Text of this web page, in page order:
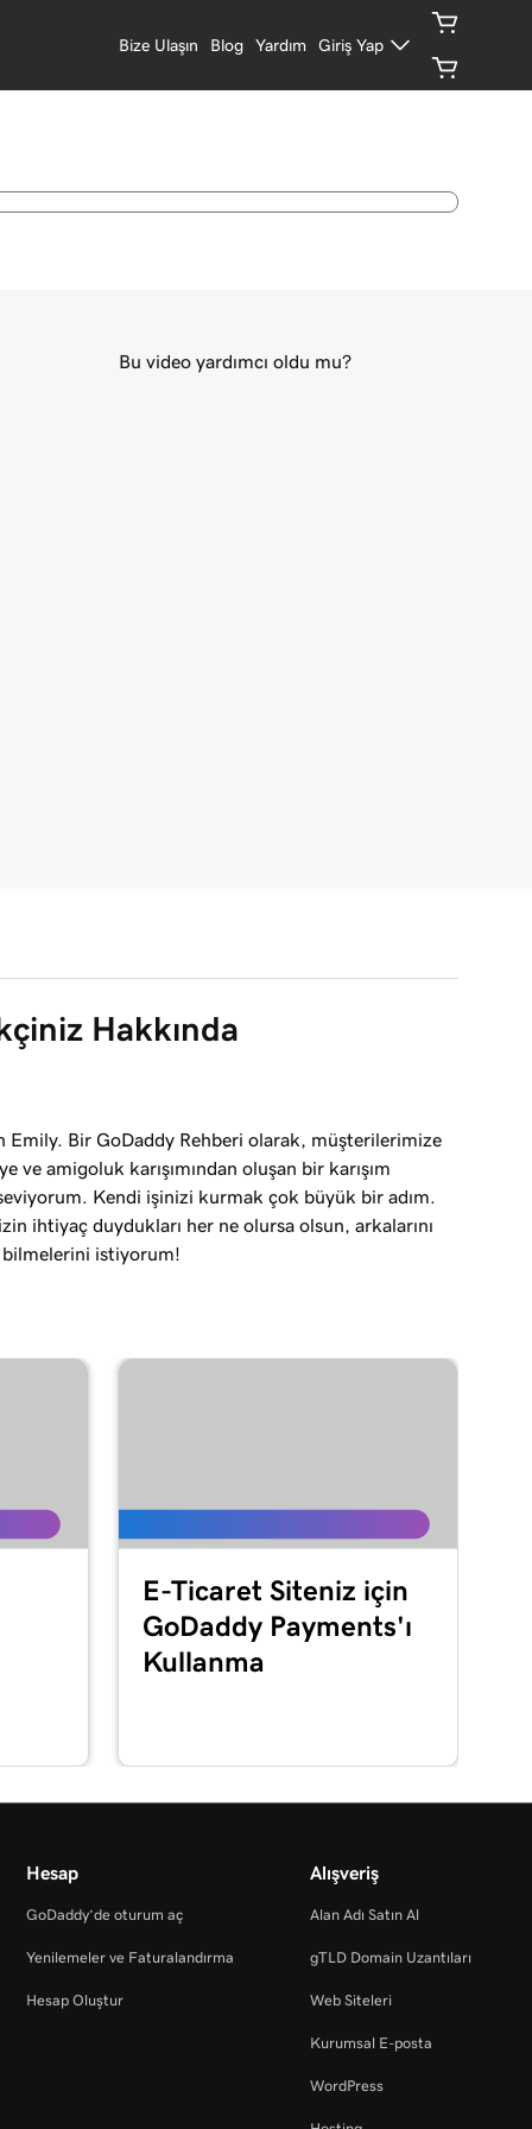
Bize Ulaşın Blog Yardım Giriş Yap
Bu video yardımcı oldu mu?
Hakkında
Emily. Bir GoDaddy Rehberi olarak, müşterilerimize
ve amigoluk karışımından oluşan bir karışım
Kendi işinizi kurmak çok büyük bir adım.
ihtiyaç duydukları her ne olursa olsun, arkalarını
bilmelerini istiyorum!
E-Ticaret Siteniz için
GoDaddy Payments'ı
Kullanma
Hesap
GoDaddy’de oturum aç
Yenilemeler ve Faturalandırma
Hesap Oluştur
Alışveriş
Alan Adı Satın Al
gTLD Domain Uzantıları
Web Siteleri
Kurumsal E-posta
WordPress